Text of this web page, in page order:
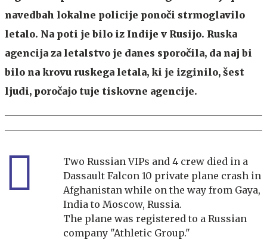
navedbah lokalne policije ponoči strmoglavilo
letalo. Na poti je bilo iz Indije v Rusijo. Ruska
agencija za letalstvo je danes sporočila, da naj bi
bilo na krovu ruskega letala, ki je izginilo, šest
ljudi, poročajo tuje tiskovne agencije.
Two Russian VIPs and 4 crew died in a
Dassault Falcon 10 private plane crash in
Afghanistan while on the way from Gaya,
India to Moscow, Russia.
The plane was registered to a Russian
company "Athletic Group."